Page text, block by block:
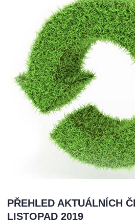
PŘEHLED AKTUÁLNÍCH
LISTOPAD 2019